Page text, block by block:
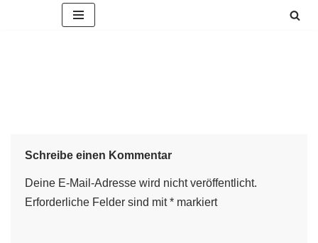
Schreibe einen Kommentar
Deine E-Mail-Adresse wird nicht veröffentlicht.
Erforderliche Felder sind mit* markiert